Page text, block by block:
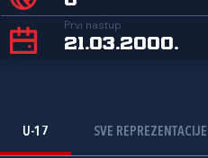
Prvi nastup
21.03.2000.
U-17 SVE REPREZENTACIJE